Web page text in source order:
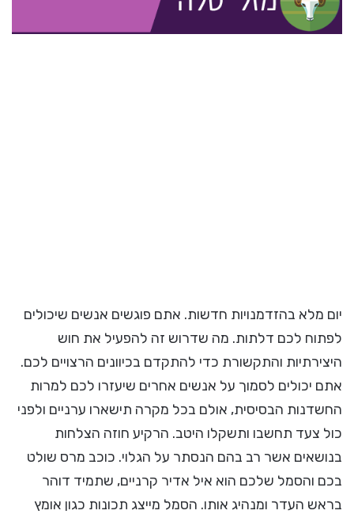
יום מלא בהזדמנויות חדשות. אתם פוגשים אנשים שיכולים
לפתוח לכם דלתות. מה שדרוש זה להפעיל את חוש
היצירתיות והתקשורת כדי להתקדם בכיוונים הרצויים לכם.
אתם יכולים לסמוך על אנשים אחרים שיעזרו לכם למרות
החשדנות הבסיסית, אולם בכל מקרה תישארו ערניים ולפני
כול צעד תחשבו ותשקלו היטב. הרקיע חוזה הצלחות
בנושאים אשר רב בהם הנסתר על הגלוי. כוכב מרס שולט
בכם והסמל שלכם הוא איל אדיר קרניים, שתמיד דוהר
בראש העדר ומנהיג אותו. הסמל מייצג תכונות כגון אומץ